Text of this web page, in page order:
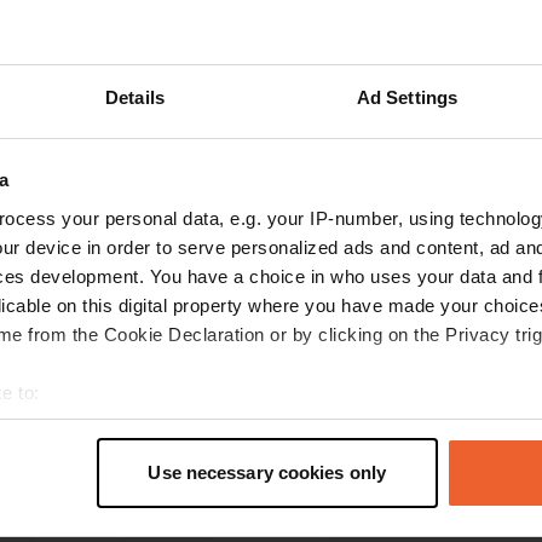
Details Ad Settings
your personal data, e.g. your IP-number, using
device in order to serve personalized ads and content, ad
development. You have a choice in who uses your data and
on this digital property where you have made your
from the Cookie Declaration or by clicking on the Privacy
to:
geographical location which can be accurate to within
personal data is processed and set your preferences in the
Use necessary cookies only
avis
L Luc-Son
mai 2025
Lorsque vous entrez par la petite porte à côté
du grand portail, une cloche sonne et une dame
sympathique qui parle allemand vient ouvrir le